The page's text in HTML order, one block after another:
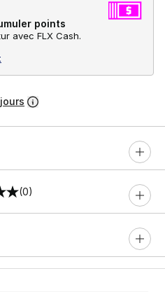
points
avec FLX Cash.
(0)